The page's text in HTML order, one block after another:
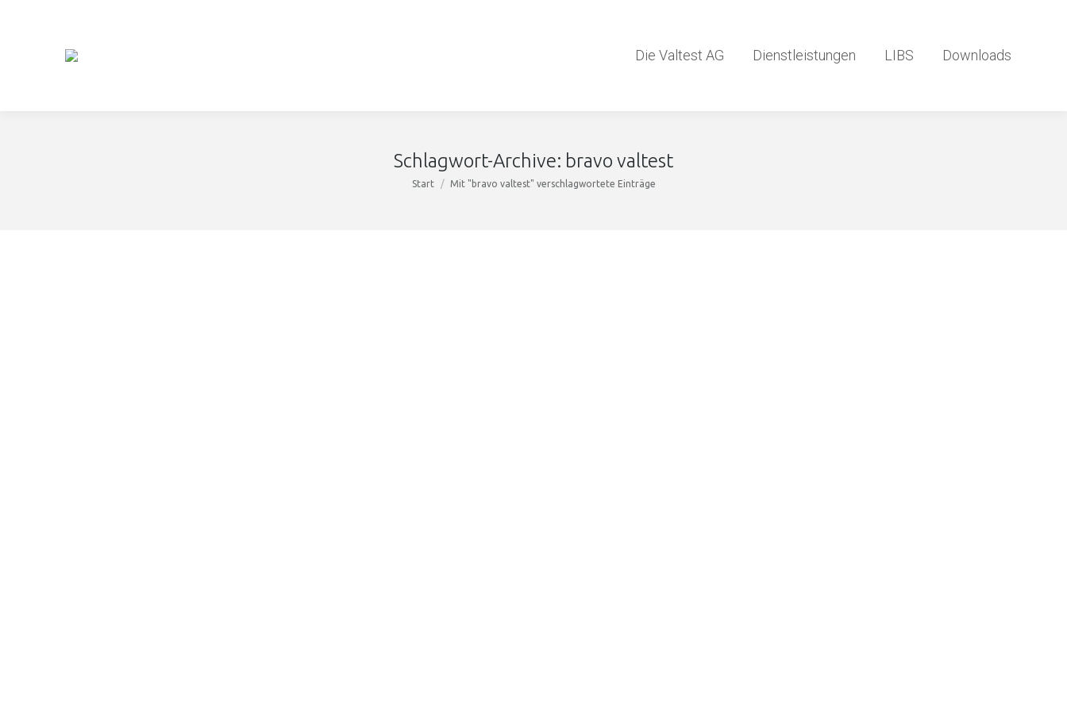
Die Valtest AG Dienstleistungen LIBS Downloads
Schlagwort-Archive: bravo valtest
Sie befinden sich hier:
Start Mit "bravo valtest" verschlagwortete Einträge